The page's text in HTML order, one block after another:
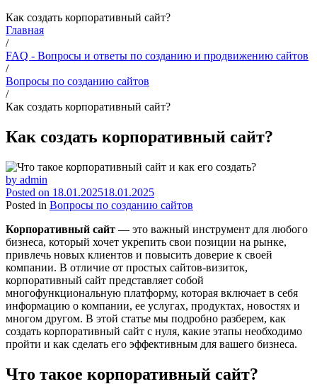
Как создать корпоративный сайт?
Главная
/
FAQ - Вопросы и ответы по созданию и продвижению сайтов
/
Вопросы по созданию сайтов
/
Как создать корпоративный сайт?
Как создать корпоративный сайт?
by admin
Posted on 18.01.202518.01.2025
Posted in Вопросы по созданию сайтов
Корпоративный сайт — это важный инструмент для любого
бизнеса, который хочет укрепить свои позиции на рынке,
привлечь новых клиентов и повысить доверие к своей
компании. В отличие от простых сайтов-визиток,
корпоративный сайт представляет собой
многофункциональную платформу, которая включает в себя
информацию о компании, ее услугах, продуктах, новостях и
многом другом. В этой статье мы подробно разберем, как
создать корпоративный сайт с нуля, какие этапы необходимо
пройти и как сделать его эффективным для вашего бизнеса.
Что такое корпоративный сайт?